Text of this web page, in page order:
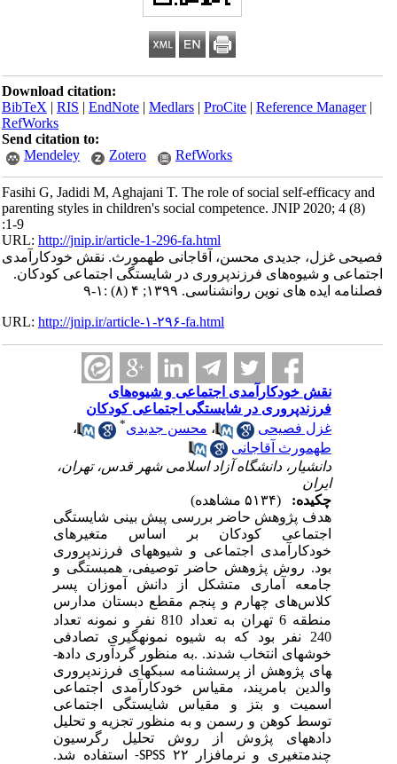
Download citation:
BibTeX|RIS|EndNote|Medlars|ProCite|Reference Manager
RefWorks
Send citation to:
Mendeley
Zotero RefWorks
Fasihi G, Jadidi M, Aghajani T. The role of social self-efficacy and
parenting styles in children's social competence. JNIP 2020; 4 (8)
:1-9
URL:http://jnip.ir/article-1-296-fa.html
فصیحی غزل، جدیدی محسن، آقاجانی طهمورث. نقش‎ ‎خودکارآمدی
اجتماعی و شیوه‌های فرزندپروری در شایستگی اجتماعی کودکان.
فصلنامه ایده های نوین روانشناسی. ۱۳۹۹; ۴ (۸) :۱-۹
URL:http://jnip.ir/article-۱-۲۹۶-fa.html
نقش‎ ‎خودکارآمدی اجتماعی و شیوه‌های
فرزندپروری در شایستگی اجتماعی کودکان
غزل فصیحی
،محسن جدیدی*
،
طهمورث آقاجانی
دانشیار، دانشگاه آزاد اسلامی شهر قدس، تهران،
ایران
چکیده:
هدف پژوهش حاضر بررسی پیش بینی شایستگی
اجتماعی کودکان بر اساس متغیرهای
خودکارآمدی اجتماعی و شیوه­های فرزندپروری
بود. روش پژوهش حاضر توصیفی، همبستگی و
جامعه آماری متشکل از دانش آموزان پسر
کلاسهای چهارم و پنجم مقطع دبستان مدارس
منطقه 6 تهران به تعداد 810 نفر و نمونه تعداد
240 نفر بود که به شیوه نمونه­گیری تصادفی
خوشه­ای انتخاب شدند. .به منظور گردآوری داده­
های پژوهش از پرسشنامه سبک­های فرزندپروری
والدین بامریند، مقیاس خودکارآمدی اجتماعی
اسمیت و بتز و مقیاس شایستگی اجتماعی
توسط کوهن و رسمن و به منظور تجزیه و تحلیل
داده­های پژوش از روش تحلیل رگرسیون
چندمتغیری و نرم­افزار ۲۲
SPSS-
استفاده شد.